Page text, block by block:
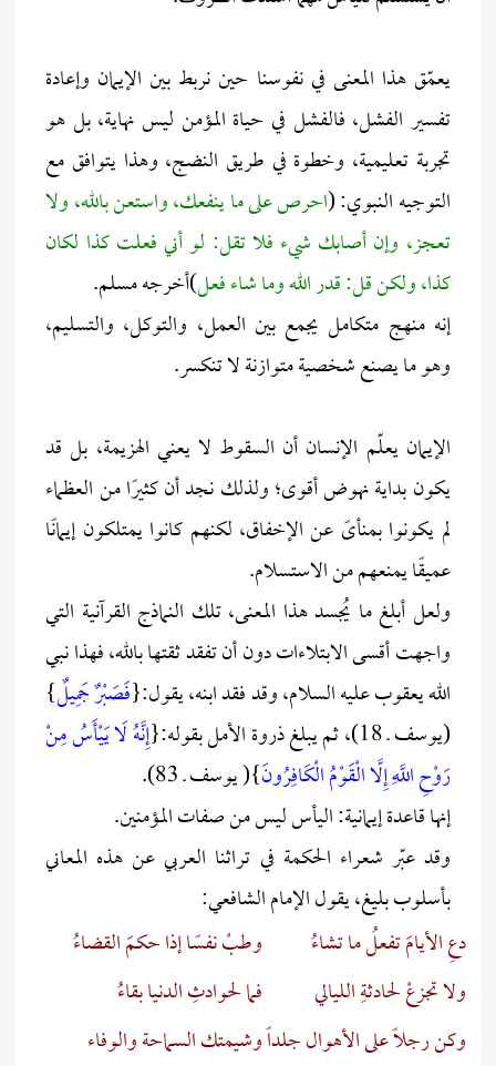
يعمّق هذا المعنى في نفوسنا حين نربط بين الإيمان وإعادة
تفسير الفشل، فالفشل في حياة المؤمن ليس نهاية، بل هو
تجربة تعليمية، وخطوة في طريق النضج، وهذا يتوافق مع
التوجيه النبوي: (احرص على ما ينفعك، واستعن بالله، ولا
تعجز، وإن أصابك شيء فلا تقل: لو أني فعلت كذا لكان
كذا، ولكن قل: قدر الله وما شاء فعل)أخرجه مسلم.
إنه منهج متكامل يجمع بين العمل، والتوكل، والتسليم،
وهو ما يصنع شخصية متوازنة لا تنكسر.
الإيمان يعلّم الإنسان أن السقوط لا يعني الهزيمة، بل قد
يكون بداية نهوض أقوى؛ ولذلك نجد أن كثيرًا من العظماء
لم يكونوا بمنأىً عن الإخفاق، لكنهم كانوا يمتلكون إيمانًا
عميقًا يمنعهم من الاستسلام.
ولعل أبلغ ما يُجسد هذا المعنى، تلك النماذج القرآنية التي
واجهت أقسى الابتلاءات دون أن تفقد ثقتها بالله، فهذا نبي
الله يعقوب عليه السلام، وقد فقد ابنه، يقول:{فَصَبْرٌ جَمِيلٌ}
(يوسف ـ 18)، ثم يبلغ ذروة الأمل بقوله:{
إِنَّهُ لَا يَيْأَسُ مِنْ
رَوْحِ اللَّهِ إِلَّا الْقَوْمُ الْكَافِرُونَ}( يوسف ـ 83).
إنها قاعدة إيمانية: اليأس ليس من صفات المؤمنين.
وقد عبّر شعراء الحكمة في تراثنا العربي عن هذه المعاني
بأسلوب بليغ، يقول الإمام الشافعي:
دعِ الأيامَ تفعلُ ما تشاءُ
وطبْ نفسًا إذا حكمَ القضاءُ
ولا تجزعْ لحادثةِ الليالي
فما لحوادثِ الدنيا بقاءُ
وكن رجلاً على الأهوال جلداًوشيمتك السماحة والوفاء